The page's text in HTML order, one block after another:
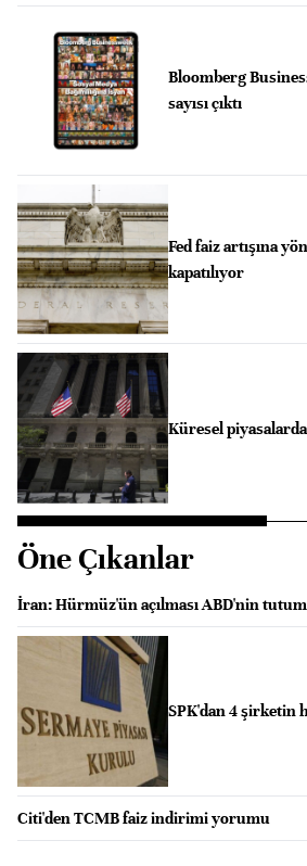
Bloomberg
sayısı çıktı
Fed faiz artışına
kapatılıyor
Küresel
Öne Çıkanlar
İran: Hürmüz'ün açılması ABD'nin
SPK'dan 4 şirketin
Citi'den TCMB faiz indirimi yorumu